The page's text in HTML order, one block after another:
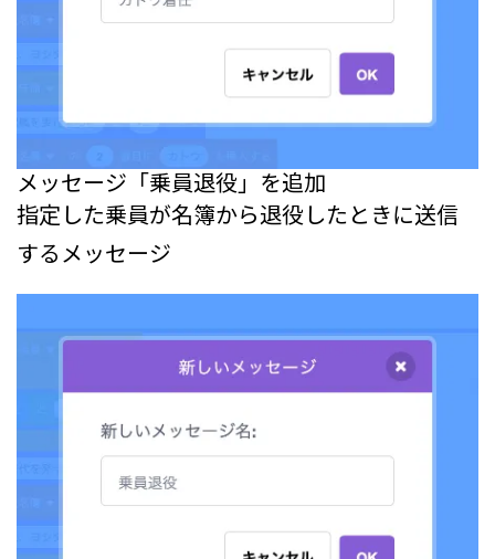
メッセージ「乗員退役」を追加
指定した乗員が名簿から退役したときに送信
するメッセージ